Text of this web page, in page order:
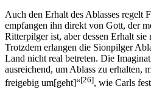
Auch den Erhalt des Ablasses regelt
empfangen ihn direkt von Gott, der
Ritterpilger ist, aber dessen Erhalt
Trotzdem erlangen die Sionpilger
Land nicht real betreten. Die
ausreichend, um Ablass zu erhalten,
freigebig um[geht]“[26], wie Carls